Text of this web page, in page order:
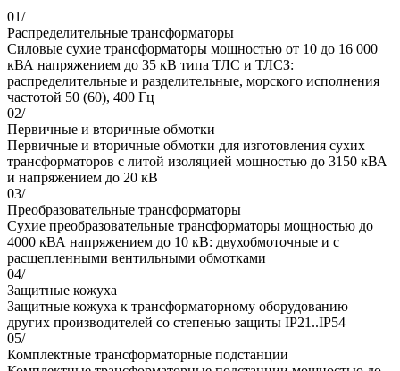
01/
Распределительные трансформаторы
Силовые сухие трансформаторы мощностью от 10 до 16 000
кВА напряжением до 35 кВ типа ТЛС и ТЛСЗ:
распределительные и разделительные, морского исполнения
частотой 50 (60), 400 Гц
02/
Первичные и вторичные обмотки
Первичные и вторичные обмотки для изготовления сухих
трансформаторов с литой изоляцией мощностью до 3150 кВА
и напряжением до 20 кВ
03/
Преобразовательные трансформаторы
Сухие преобразовательные трансформаторы мощностью до
4000 кВА напряжением до 10 кВ: двухобмоточные и с
расщепленными вентильными обмотками
04/
Защитные кожуха
Защитные кожуха к трансформаторному оборудованию
других производителей со степенью защиты IP21..IP54
05/
Комплектные трансформаторные подстанции